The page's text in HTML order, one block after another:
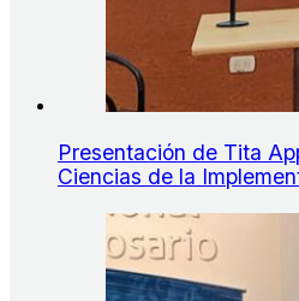
Presentación de Tita
Ciencias de la